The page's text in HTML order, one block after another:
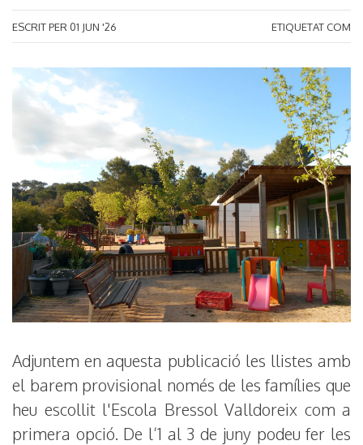
ESCRIT PER ETIQUETAT COM
01 JUN '26
Adjuntem en aquesta publicació les llistes amb
el barem provisional només de les famílies que
heu escollit l'Escola Bressol Valldoreix com a
primera opció. De l’1 al 3 de juny podeu fer les